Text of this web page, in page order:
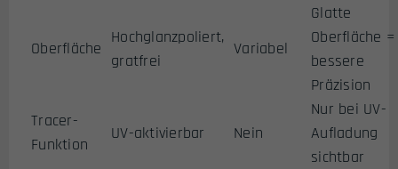
Oberfläche
Hochglanzpoliert,
gratfrei
Variabel
Glatte
Oberfläche =
bessere
Präzision
Tracer-
Funktion
UV-aktivierbar Nein
Nur bei UV-
Aufladung
sichtbar